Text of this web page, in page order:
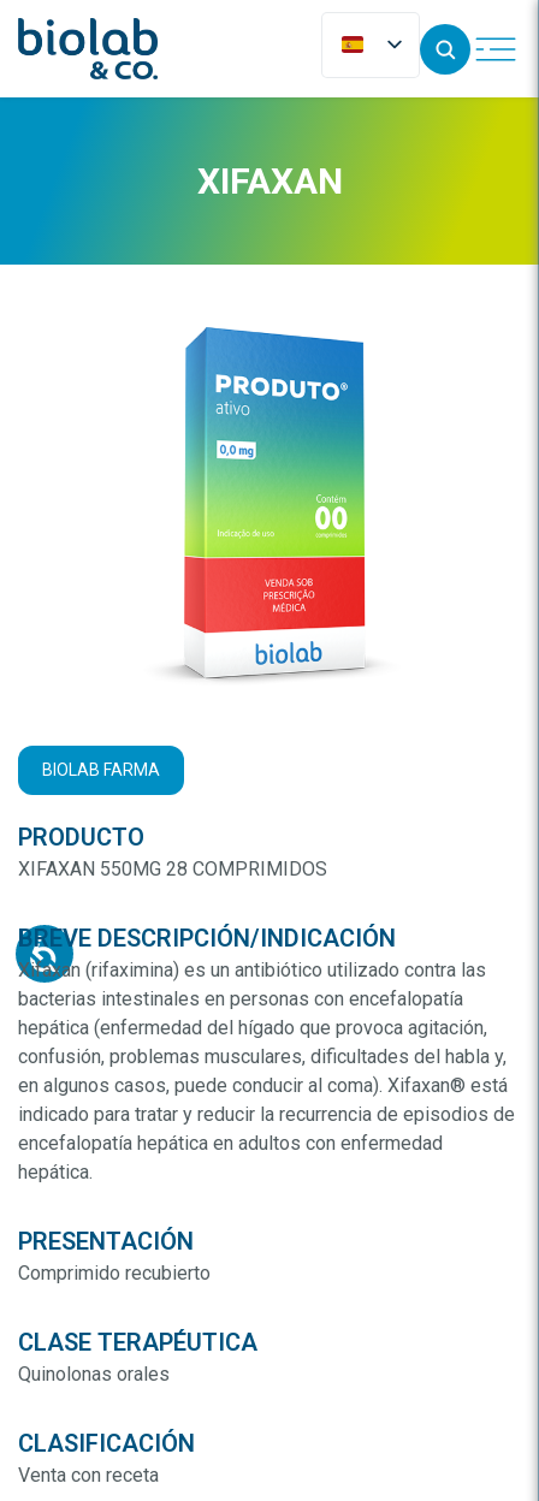
XIFAXAN
BIOLAB FARMA
PRODUCTO
XIFAXAN 550MG 28 COMPRIMIDOS
BREVE DESCRIPCIÓN/INDICACIÓN
Xifaxan (rifaximina) es un antibiótico utilizado contra las
bacterias intestinales en personas con encefalopatía
hepática (enfermedad del hígado que provoca agitación,
confusión, problemas musculares, dificultades del habla y,
en algunos casos, puede conducir al coma). Xifaxan® está
indicado para tratar y reducir la recurrencia de episodios de
encefalopatía hepática en adultos con enfermedad
hepática.
PRESENTACIÓN
Comprimido recubierto
CLASE TERAPÉUTICA
Quinolonas orales
CLASIFICACIÓN
Venta con receta